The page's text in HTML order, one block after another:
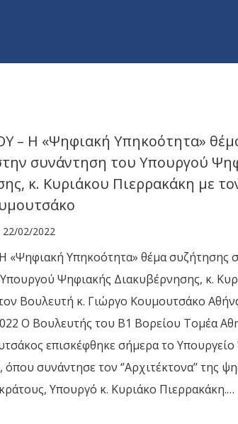
– Η «Ψηφιακή Υπηκοότητα»
συνάντηση του Υπουργού
κ. Κυριάκου Πιερρακάκη με
22/02/2022
«Ψηφιακή Υπηκοότητα» θέμα συζήτησης
Ψηφιακής Διακυβέρνησης, κ.
Βουλευτή κ. Γιώργο Κουμουτσάκο
Ο Βουλευτής του Β1 Βορείου Τομέα
επισκέφθηκε σήμερα το
συνάντησε τον ‘’Αρχιτέκτονα’’ της
Υπουργό κ. Κυριάκο Πιερρακάκη.…